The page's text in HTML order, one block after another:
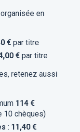
en
€par titre
€par titre
retenez aussi
114 €
10 chèques)
: 11,40 €